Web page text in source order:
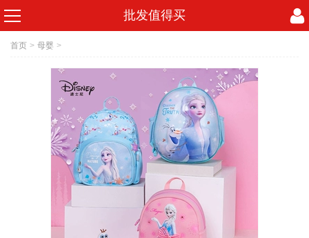
批发值得买
首页 > 母婴 >